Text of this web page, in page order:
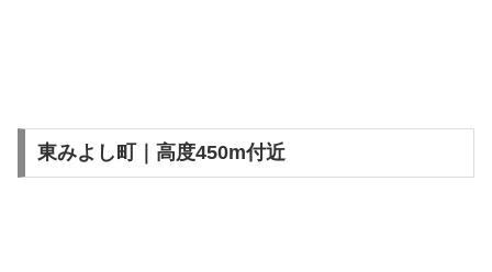
東みよし町｜高度450m付近